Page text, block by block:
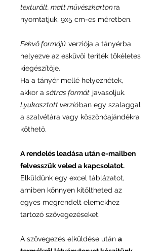
texturált, matt művészkartonra
nyomtatjuk, 9x5 cm-es méretben.
Fekvő formájú verziója a tányérba
helyezve az esküvői teríték tökéletes
kiegészítője.
Ha a tányér mellé helyeznétek,
akkor a sátras formát javasoljuk.
Lyukasztott verzióban egy szalaggal
a szalvétára vagy köszönőajándékra
köthető.
A rendelés leadása után e-mailben
felvesszük veled a kapcsolatot.
Elküldünk egy excel táblázatot,
amiben könnyen kitöltheted az
egyes megrendelt elemekhez
tartozó szövegezéseket.
A szövegezés elküldése után a